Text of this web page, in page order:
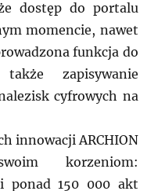
dostęp do portalu
momencie, nawet
funkcja do
zapisywanie
cyfrowych na
innowacji ARCHION
korzeniom:
ponad 150 000 akt